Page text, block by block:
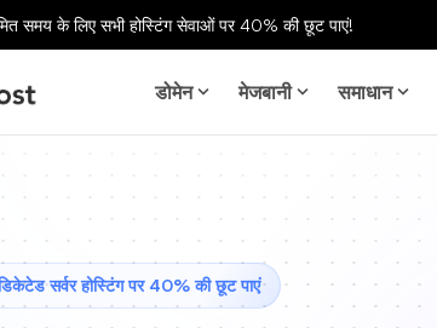
समय के लिए सभी होस्टिंग सेवाओं पर 40% की छूट पाएं!
डोमेन मेजबानी समाधान
सर्वर होस्टिंग पर 40% की छूट पाएं